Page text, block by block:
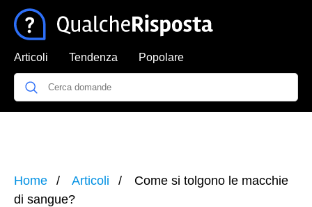
Articoli Tendenza Popolare
Home Articoli
Come si tolgono le macchie
di sangue?